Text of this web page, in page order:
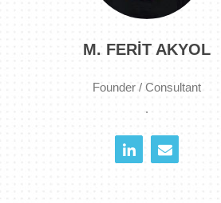
M. FERIT AKYOL
Founder / Consultant
.